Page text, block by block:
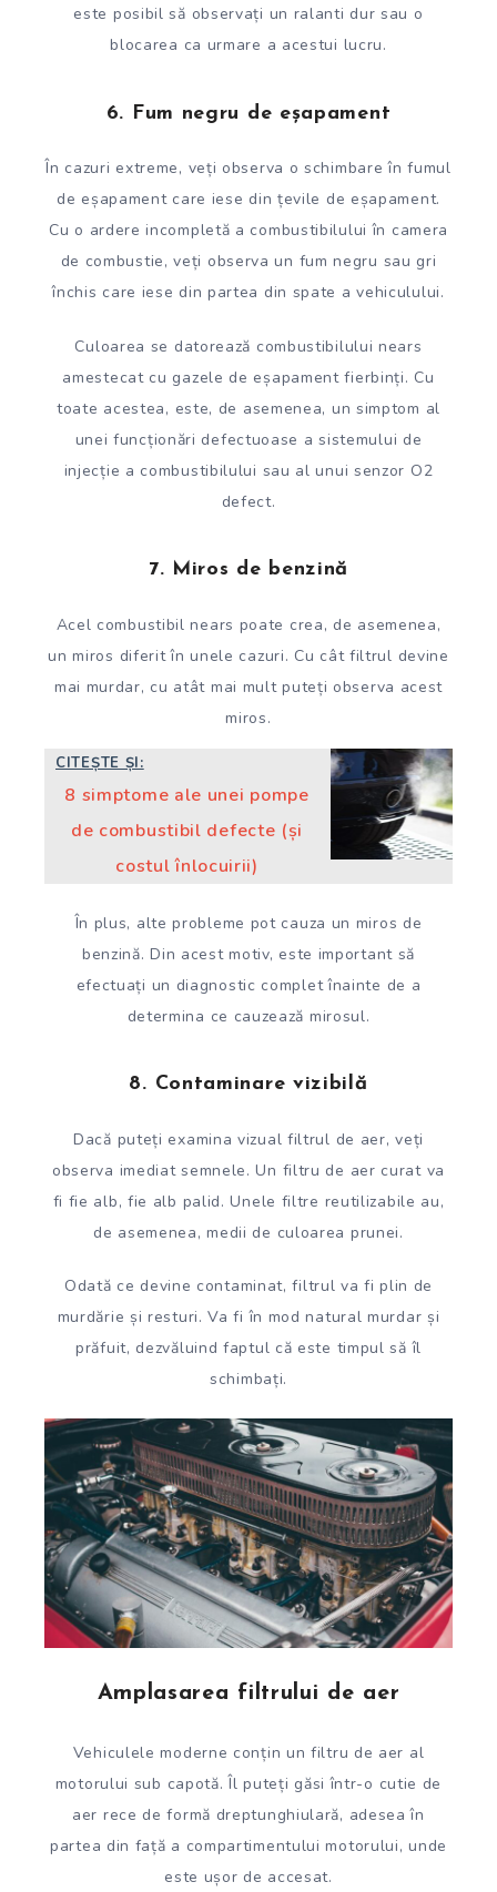
este posibil să observați un ralanti dur sau o
blocarea ca urmare a acestui lucru.
6. Fum negru de eșapament
În cazuri extreme, veți observa o schimbare în fumul
de eșapament care iese din țevile de eșapament.
Cu o ardere incompletă a combustibilului în camera
de combustie, veți observa un fum negru sau gri
închis care iese din partea din spate a vehiculului.
Culoarea se datorează combustibilului nears
amestecat cu gazele de eșapament fierbinți. Cu
toate acestea, este, de asemenea, un simptom al
unei funcționări defectuoase a sistemului de
injecție a combustibilului sau al unui senzor O2
defect.
7. Miros de benzină
Acel combustibil nears poate crea, de asemenea,
un miros diferit în unele cazuri. Cu cât filtrul devine
mai murdar, cu atât mai mult puteți observa acest
miros.
CITEȘTE ȘI:
8 simptome ale unei pompe
de combustibil defecte (și
costul înlocuirii)
În plus, alte probleme pot cauza un miros de
benzină. Din acest motiv, este important să
efectuați un diagnostic complet înainte de a
determina ce cauzează mirosul.
8. Contaminare vizibilă
Dacă puteți examina vizual filtrul de aer, veți
observa imediat semnele. Un filtru de aer curat va
fi fie alb, fie alb palid. Unele filtre reutilizabile au,
de asemenea, medii de culoarea prunei.
Odată ce devine contaminat, filtrul va fi plin de
murdărie și resturi. Va fi în mod natural murdar și
prăfuit, dezvăluind faptul că este timpul să îl
schimbați.
Amplasarea filtrului de aer
Vehiculele moderne conțin un filtru de aer al
motorului sub capotă. Îl puteți găsi într-o cutie de
aer rece de formă dreptunghiulară, adesea în
partea din față a compartimentului motorului, unde
este ușor de accesat.